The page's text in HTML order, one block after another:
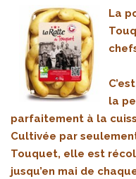
La
la
parfaitement à la
Cultivée par
Touquet, elle est
jusqu’en mai de